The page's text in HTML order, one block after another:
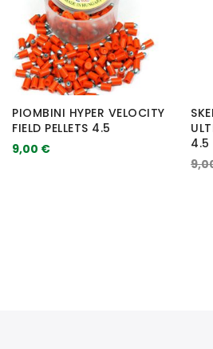
PIOMBINI HYPER VELOCITY
FIELD PELLETS 4.5
9,00 €
4.5